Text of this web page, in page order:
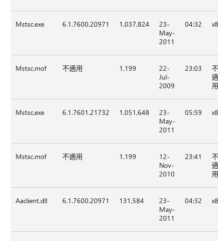
Mstsc.exe 6.1.7600.20971 1,037,824
23-
May-
2011
04:32
Mstsc.mof 不適用 1,199
22-
Jul-
2009
23:03
Mstsc.exe 6.1.7601.21732 1,051,648
23-
May-
2011
05:59
Mstsc.mof 不適用 1,199
12-
Nov-
2010
23:41
Aaclient.dll 6.1.7600.20971 131,584
23-
May-
2011
04:32